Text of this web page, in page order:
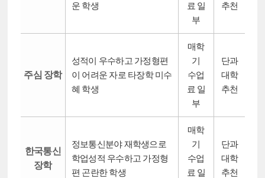
운 학생
료 일
부
추천
주심 장학
성적이 우수하고 가정형편
이 어려운 자로 타장학 미수
혜 학생
매학
기
수업
료 일
부
단과
대학
추천
한국통신
장학
정보통신분야 재학생으로
학업성적 우수하고 가정형
편 곤란한 학생
매학
기
수업
료 일
단과
대학
추천